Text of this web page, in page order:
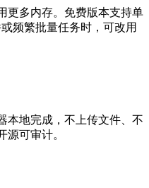
更多内存。免费版本支持单
频繁批量任务时，可改用
本地完成，不上传文件、不
源可审计。